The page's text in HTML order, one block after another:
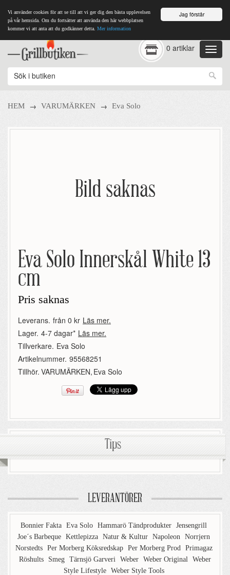
Jag förstår
Vi använder cookies för att se till att vi ger dig den bästa upplevelsen
på vår hemsida. Om du fortsätter att använda den här webbplatsen
kommer vi att anta att du godkänner detta. Mer information
0 artiklar
HEM → VARUMÄRKEN → Eva Solo
Bild saknas
Eva Solo Innerskål White 13
cm
Pris saknas
Leverans. från 0 kr Läs mer.
Lager. 4-7 dagar* Läs mer.
Tillverkare. Eva Solo
Artikelnummer. 95568251
Tillhör. VARUMÄRKEN, Eva Solo
Tips
LEVERANTÖRER
Bonnier Fakta Eva Solo Hammarö Tändprodukter Jensengrill
Joe´s Barbeque Kettlepizza Natur & Kultur Napoleon Norrjern
Norstedts Per Morberg Köksredskap Per Morberg Prod Primagaz
Röshults
Smeg Tärnsjö Garveri Weber Weber Original Weber
Style Lifestyle Weber Style Tools